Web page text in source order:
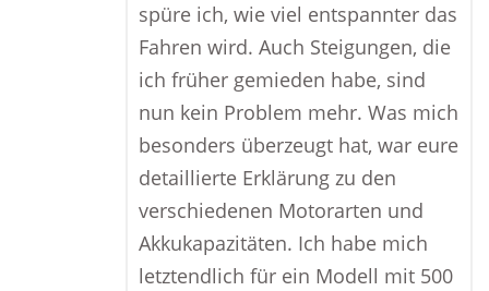
spüre ich, wie viel entspannter das
Fahren wird. Auch Steigungen, die
ich früher gemieden habe, sind
nun kein Problem mehr. Was mich
besonders überzeugt hat, war eure
detaillierte Erklärung zu den
verschiedenen Motorarten und
Akkukapazitäten. Ich habe mich
letztendlich für ein Modell mit 500